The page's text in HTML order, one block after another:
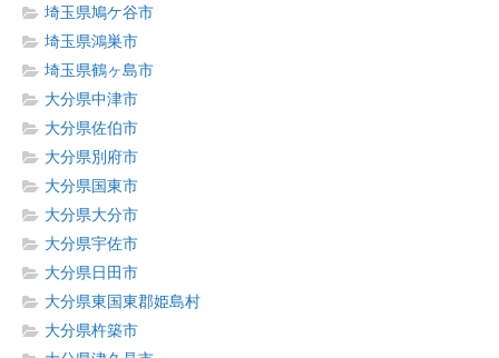
埼玉県鳩ケ谷市
埼玉県鴻巣市
埼玉県鶴ヶ島市
大分県中津市
大分県佐伯市
大分県別府市
大分県国東市
大分県大分市
大分県宇佐市
大分県日田市
大分県東国東郡姫島村
大分県杵築市